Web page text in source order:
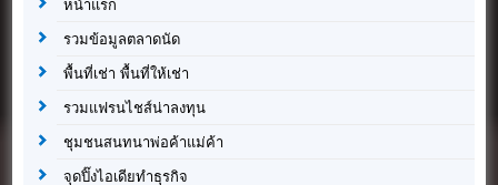
หน้าแรก
รวมข้อมูลตลาดนัด
พื้นที่เช่า พื้นที่ให้เช่า
รวมแฟรนไชส์น่าลงทุน
ชุมชนสนทนาพ่อค้าแม่ค้า
จุดปิ๊งไอเดียทำธุรกิจ